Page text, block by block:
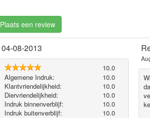
Plaats een review
04-08-2013
10.0
Algemene Indruk:
10.0
Klantvriendelijkheid:
10.0
Diervriendelijkheid:
10.0
Indruk binnenverblijf:
10.0
Indruk buitenverblijf:
10.0